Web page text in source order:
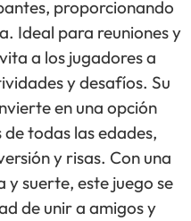
proporcionando
Ideal para reuniones y
a los jugadores a
y desafíos. Su
en una opción
todas las edades,
y risas. Con una
suerte, este juego se
de unir a amigos y